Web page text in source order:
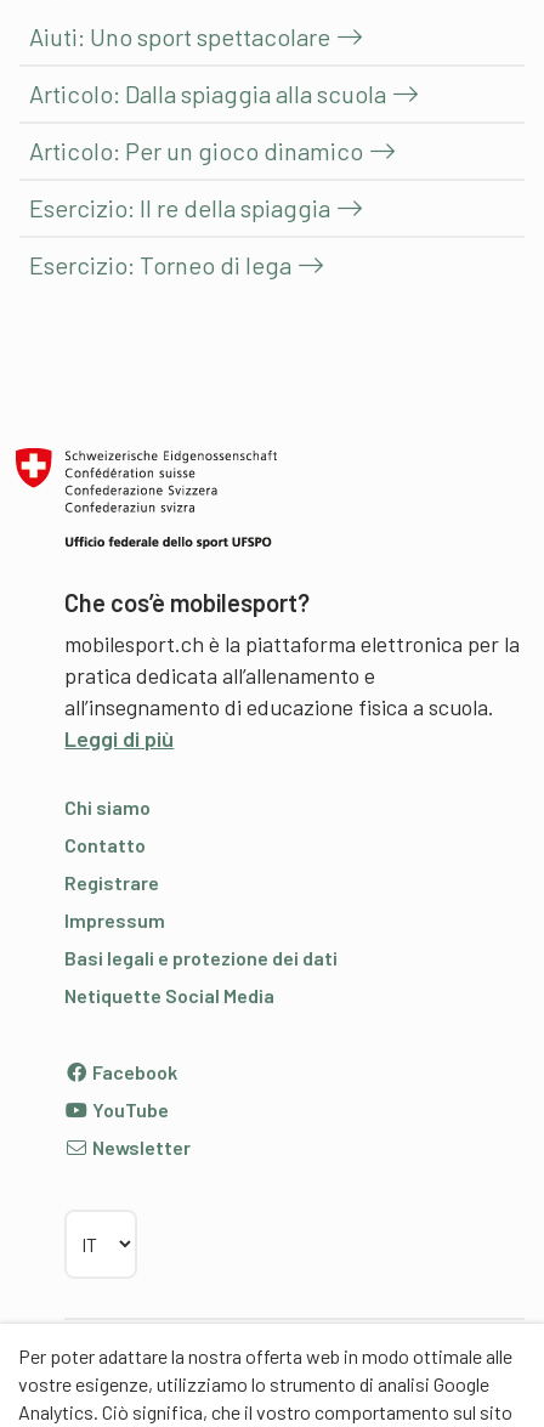
Per poter adattare la nostra offerta web in modo ottimale alle
vostre esigenze, utilizziamo lo strumento di analisi Google
Analytics. Ciò significa, che il vostro comportamento sul sito
Aiuti: Uno sport spettacolare
Articolo: Dalla spiaggia alla scuola
Articolo: Per un gioco dinamico
Esercizio: Il re della spiaggia
Esercizio: Torneo di lega
Che cos’è mobilesport?
mobilesport.ch è la piattaforma elettronica per la
pratica dedicata all’allenamento e
all’insegnamento di educazione fisica a scuola.
Leggi di più
Chi siamo
Contatto
Registrare
Impressum
Basi legali e protezione dei dati
Netiquette Social Media
Facebook
YouTube
Newsletter
Partner